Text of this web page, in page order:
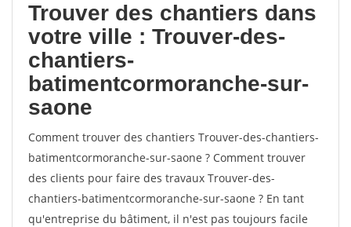
Trouver des chantiers dans
votre ville : Trouver-des-
chantiers-
batimentcormoranche-sur-
saone
Comment trouver des chantiers Trouver-des-chantiers-
batimentcormoranche-sur-saone ? Comment trouver
des clients pour faire des travaux Trouver-des-
chantiers-batimentcormoranche-sur-saone ? En tant
qu'entreprise du bâtiment, il n'est pas toujours facile